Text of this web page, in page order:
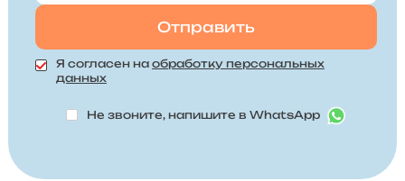
Я согласен на обработку персональных
данных
Не звоните, напишите в WhatsApp